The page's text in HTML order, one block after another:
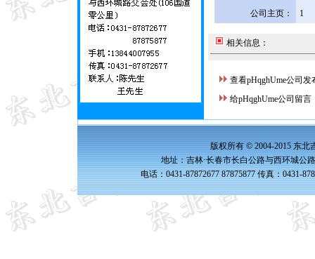
公司主页：
1
相关信息：
查看pHqghUme公司发
给pHqghUme公司留言
版权所有 © 2004-2015 东北
地址：吉林·长春市长白公路与西环城公
电话：0431-87872677 87875877 传真：0431-